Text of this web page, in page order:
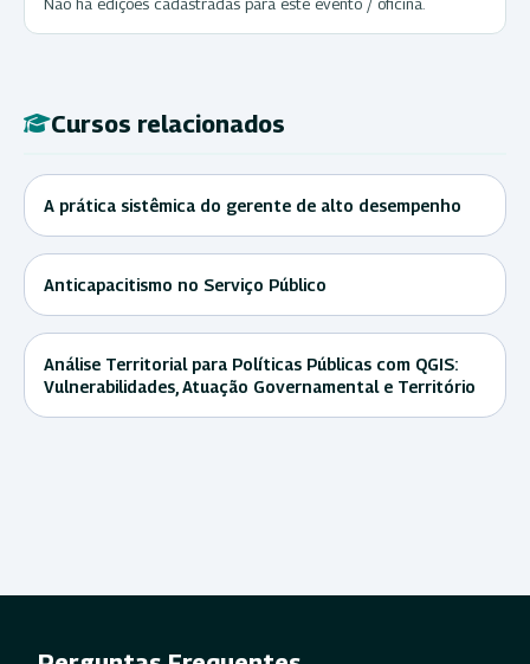
Cursos relacionados
A prática sistêmica do gerente de alto desempenho
Anticapacitismo no Serviço Público
Análise Territorial para Políticas Públicas com QGIS:
Vulnerabilidades, Atuação Governamental e Território